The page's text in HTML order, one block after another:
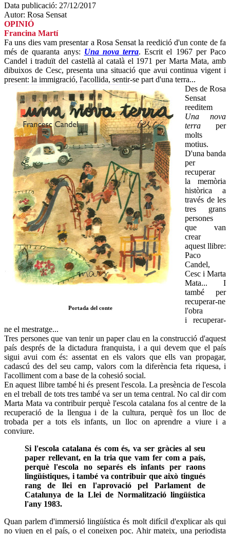
Data publicació: 27/12/2017
Autor: Rosa Sensat
OPINIÓ
Francina Martí
Fa uns dies vam presentar a Rosa Sensat la reedició d'un conte de fa
més de quaranta anys: Una nova terra. Escrit el 1967 per Paco
Candel i traduït del castellà al català el 1971 per Marta Mata, amb
dibuixos de Cesc, presenta una situació que avui continua vigent i
present: la immigració, l'acollida, sentir-se part d'una terra...
Portada del conte
Des de Rosa
Sensat
reeditem
Una nova
terra per
molts
motius.
D'una banda
per
recuperar
la memòria
històrica a
través de les
tres grans
persones
que van
crear
aquest llibre:
Paco
Candel,
Cesc i Marta
Mata... I
també per
recuperar-ne
l'obra
i recuperar-
ne el mestratge...
Tres persones que van tenir un paper clau en la construcció d'aquest
país després de la dictadura franquista, i a qui devem que el país
sigui avui com és: assentat en els valors que ells van propagar,
cadascú des del seu camp, valors com la diferència feta riquesa, i
l'acolliment com a base de la cohesió social.
En aquest llibre també hi és present l'escola. La presència de l'escola
en el treball de tots tres també va ser un tema central. No cal dir com
Marta Mata va contribuir perquè l'escola catalana fos al centre de la
recuperació de la llengua i de la cultura, perquè fos un lloc de
trobada per a tots els infants, un lloc on aprendre a viure i a
conviure.
Si l'escola catalana és com és, va ser gràcies al seu
paper rellevant, en la tria que vam fer com a país,
perquè l'escola no separés els infants per raons
lingüístiques, i també va contribuir que això tingués
rang de llei en l'aprovació pel Parlament de
Catalunya de la Llei de Normalització lingüística
l'any 1983.
Quan parlem d'immersió lingüística és molt difícil d'explicar als qui
no viuen en el país, o el coneixen poc. Ahir mateix, una periodista